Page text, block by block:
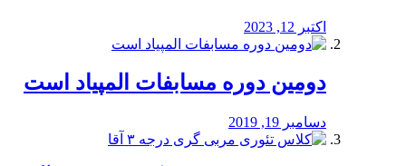
اکتبر 12, 2023
دومین دوره مسابفات المپیاد است
دسامبر 19, 2019